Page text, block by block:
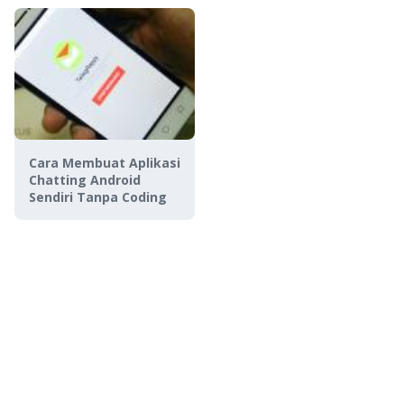
Cara Membuat Aplikasi
Chatting Android
Sendiri Tanpa Coding